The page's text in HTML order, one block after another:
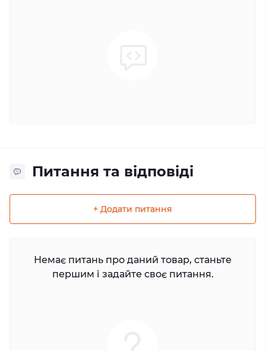
Питання та відповіді
+ Додати питання
Немає питань про даний товар, станьте
першим і задайте своє питання.